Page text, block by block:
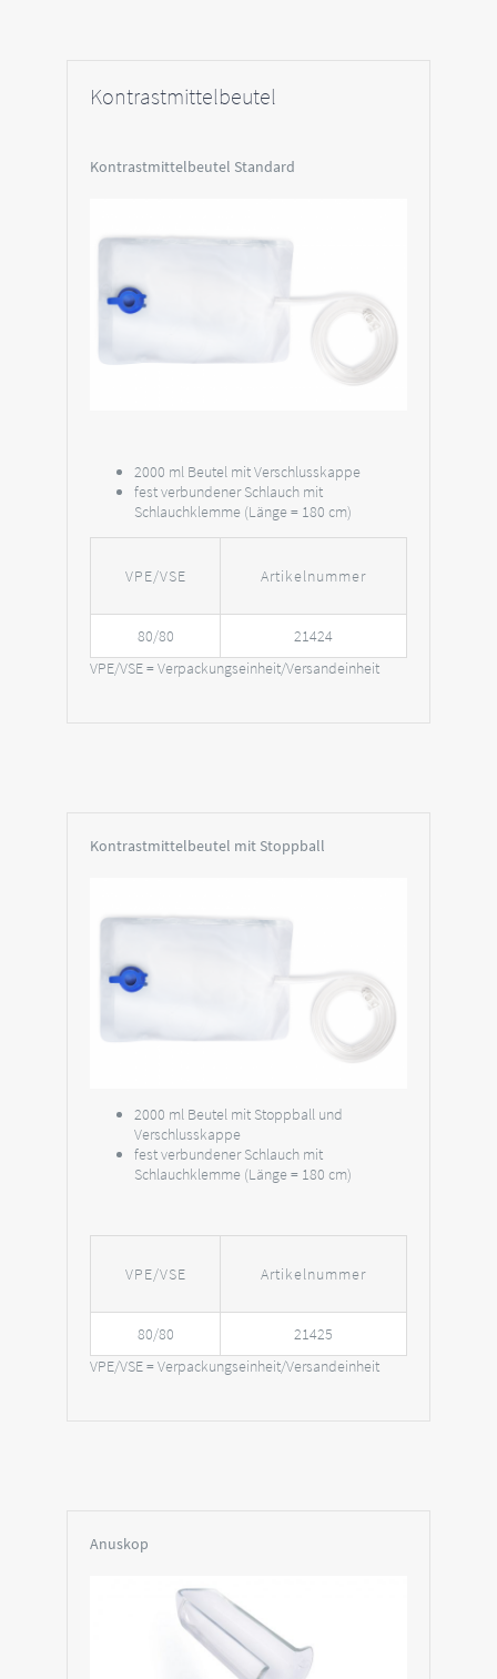
Kontrastmittelbeutel
Kontrastmittelbeutel Standard
2000 ml Beutel mit Verschlusskappe
fest verbundener Schlauch mit
Schlauchklemme (Länge = 180 cm)
VPE/VSE Artikelnummer
80/80
21424
VPE/VSE = Verpackungseinheit/Versandeinheit
Kontrastmittelbeutel mit Stoppball
2000 ml Beutel mit Stoppball und
Verschlusskappe
fest verbundener Schlauch mit
Schlauchklemme (Länge = 180 cm)
VPE/VSE Artikelnummer
80/80
21425
VPE/VSE = Verpackungseinheit/Versandeinheit
Anuskop